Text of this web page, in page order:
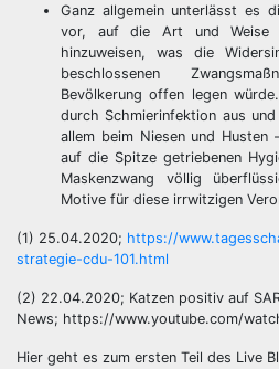
Ganz allgemein unterlässt es
vor, auf die Art und Weise
hinzuweisen, was die
beschlossenen
Bevölkerung offen legen
durch Schmierinfektion aus
allem beim Niesen und
auf die Spitze getriebenen
Maskenzwang völlig
Motive für diese irrwitzigen
(1) 25.04.2020; https://
strategie-cdu-101.html
(2) 22.04.2020; Katzen positiv auf
News; https://www.youtube.com/
Hier geht es zum ersten Teil des Live